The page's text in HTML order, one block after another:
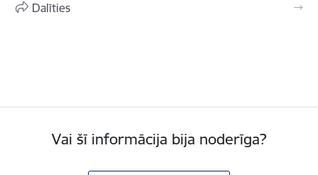
Dalīties
Vai šī informācija bija noderīga?